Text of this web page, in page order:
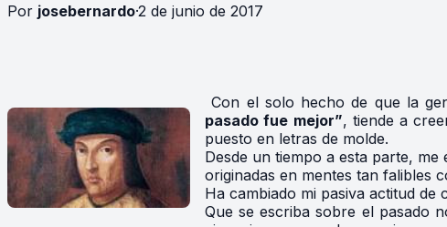
Por josebernardo·2 de junio de 2017
Prof.
Con el solo hecho de que la
pasado fue mejor”, tiende a
puesto en letras de molde.
Desde un tiempo a esta parte,
originadas en mentes tan falibles
Ha cambiado mi pasiva actitud
Que se escriba sobre el pasado